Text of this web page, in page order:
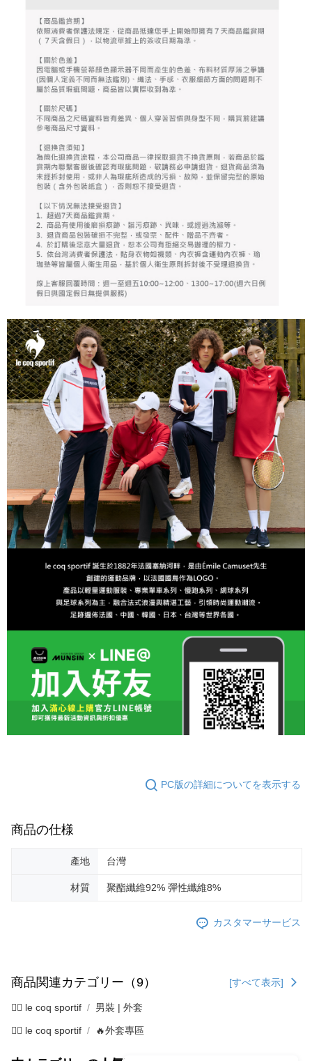
PC版の詳細についてを表示する
商品の仕様
產地 台灣
材質 聚酯纖維92% 彈性纖維8%
カスタマーサービス
商品関連カテゴリー（9） [すべて表示]
🚴‍♂️ le coq sportif 男裝 | 外套
🚴‍♂️ le coq sportif 🔥外套專區